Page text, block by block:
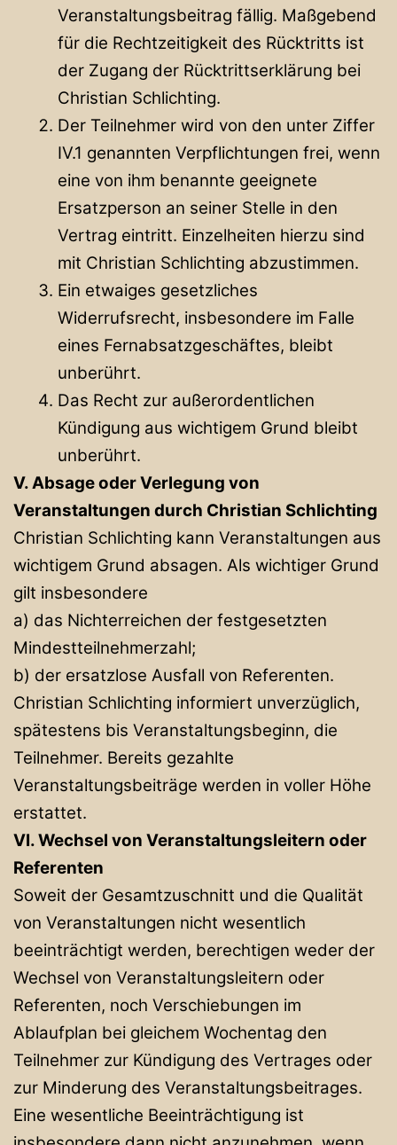
Veranstaltungsbeitrag fällig. Maßgebend
für die Rechtzeitigkeit des Rücktritts ist
der Zugang der Rücktrittserklärung bei
Christian Schlichting.
Der Teilnehmer wird von den unter Ziffer
IV.1 genannten Verpflichtungen frei, wenn
eine von ihm benannte geeignete
Ersatzperson an seiner Stelle in den
Vertrag eintritt. Einzelheiten hierzu sind
mit Christian Schlichting abzustimmen.
Ein etwaiges gesetzliches
Widerrufsrecht, insbesondere im Falle
eines Fernabsatzgeschäftes, bleibt
unberührt.
Das Recht zur außerordentlichen
Kündigung aus wichtigem Grund bleibt
unberührt.
V. Absage oder Verlegung von
Veranstaltungen durch Christian Schlichting
Christian Schlichting kann Veranstaltungen aus
wichtigem Grund absagen. Als wichtiger Grund
gilt insbesondere
a) das Nichterreichen der festgesetzten
Mindestteilnehmerzahl;
b) der ersatzlose Ausfall von Referenten.
Christian Schlichting informiert unverzüglich,
spätestens bis Veranstaltungsbeginn, die
Teilnehmer. Bereits gezahlte
Veranstaltungsbeiträge werden in voller Höhe
erstattet.
VI. Wechsel von Veranstaltungsleitern oder
Referenten
Soweit der Gesamtzuschnitt und die Qualität
von Veranstaltungen nicht wesentlich
beeinträchtigt werden, berechtigen weder der
Wechsel von Veranstaltungsleitern oder
Referenten, noch Verschiebungen im
Ablaufplan bei gleichem Wochentag den
Teilnehmer zur Kündigung des Vertrages oder
zur Minderung des Veranstaltungsbeitrages.
Eine wesentliche Beeinträchtigung ist